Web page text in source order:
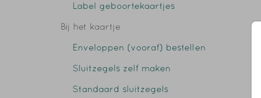
Label geboortekaartjes
Bij het kaartje
Enveloppen (vooraf) bestellen
Sluitzegels zelf maken
Standaard sluitzegels